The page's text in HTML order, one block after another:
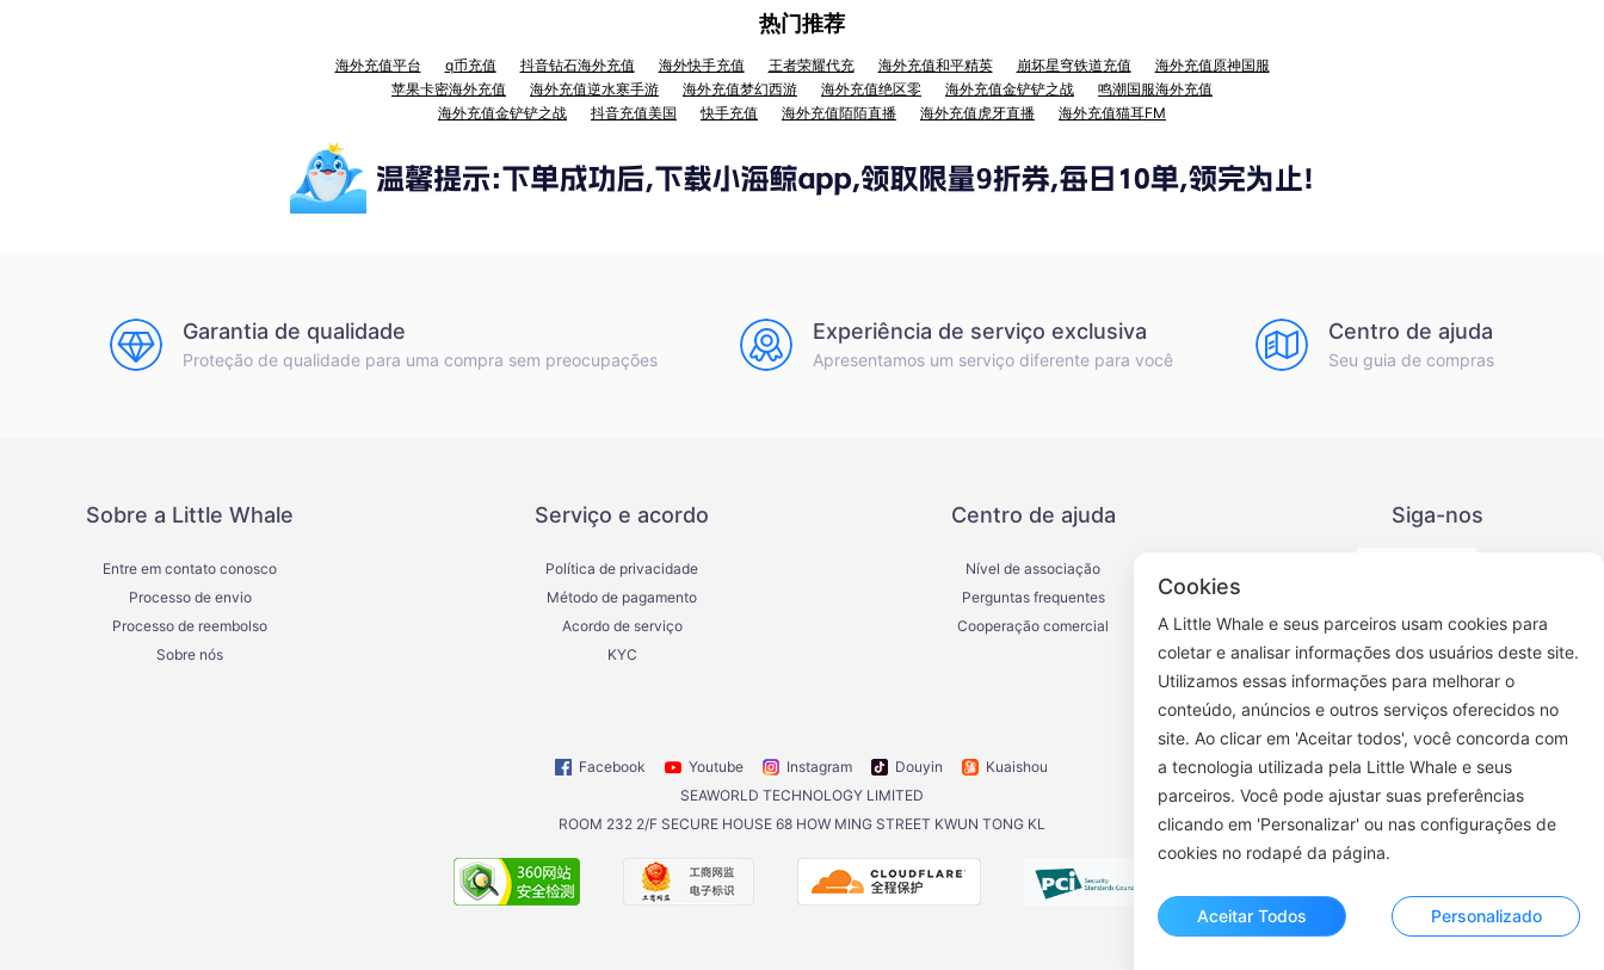
热门推荐
海外充值平台 q币充值 抖音钻石海外充值 海外快手充值 王者荣耀代充 海外充值和平精英 崩坏星穹铁道充值
海外充值原神国服
苹果卡密海外充值
海外充值逆水寒手游 海外充值梦幻西游 海外充值绝区零 海外充值金铲铲之战
鸣潮国服海外充值
海外充值金铲铲之战
抖音充值美国 快手充值 海外充值陌陌直播 海外充值虎牙直播 海外充值猫耳FM
Garantia de qualidade
Proteção de qualidade para uma compra sem preocupações
Experiência de serviço exclusiva
Apresentamos um serviço diferente para você
Centro de ajuda
Seu guia de compras
Sobre a Little Whale
Entre em contato conosco
Processo de envio
Processo de reembolso
Sobre nós
Serviço e acordo
Política de privacidade
Método de pagamento
Acordo de serviço
KYC
Centro de ajuda
Nível de associação
Perguntas frequentes
Cooperação comercial
Siga-nos
Conta oficial do WeChat
Facebook Youtube Instagram Douyin
Kuaishou
SEAWORLD TECHNOLOGY LIMITED
ROOM 232 2/F SECURE HOUSE 68 HOW MING STREET KWUN TONG KL
Cookies
A Little Whale e seus parceiros usam cookies para
coletar e analisar informações dos usuários deste site.
Utilizamos essas informações para melhorar o
conteúdo, anúncios e outros serviços oferecidos no
site. Ao clicar em 'Aceitar todos', você concorda com
a tecnologia utilizada pela Little Whale e seus
parceiros. Você pode ajustar suas preferências
clicando em 'Personalizar' ou nas configurações de
cookies no rodapé da página.
Aceitar Todos Personalizado